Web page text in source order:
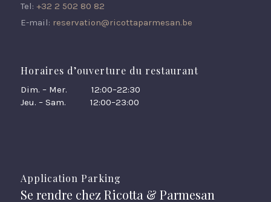
Tel: +32 2 502 80 82
E-mail: reservation@ricottaparmesan.be
Horaires d’ouverture du restaurant
Dim. – Mer. 12:00–22:30
Jeu. – Sam. 12:00–23:00
Application Parking
Se rendre chez Ricotta & Parmesan